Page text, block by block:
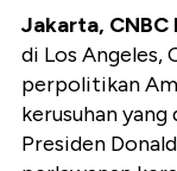
Jakarta, CNBC
di Los Angeles,
perpolitikan
kerusuhan
Presiden